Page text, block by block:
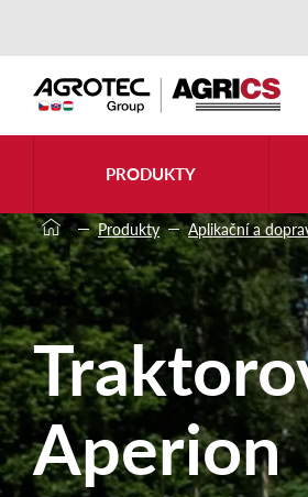
PRODUKTY
Produkty Aplikační a
Aperion